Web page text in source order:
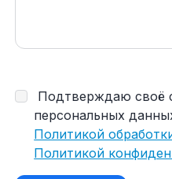
Подтверждаю своё
персональных
Политикой
Политикой